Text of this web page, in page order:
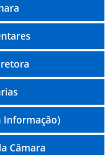
Informação)
Câmara